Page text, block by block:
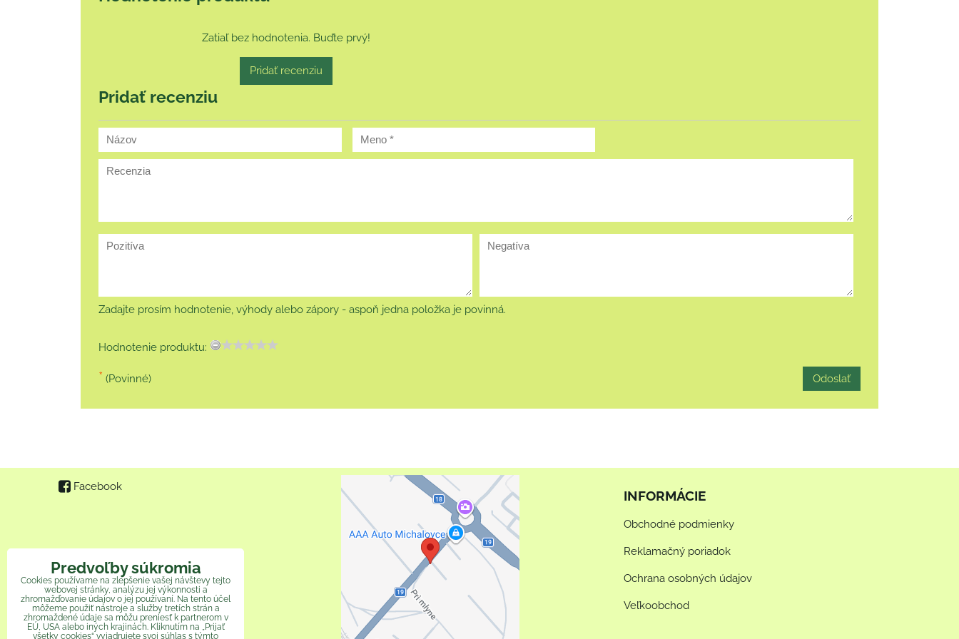
Zatiaľ bez hodnotenia. Buďte prvý!
Pridať recenziu
Pridať recenziu
Zadajte prosím hodnotenie, výhody alebo zápory - aspoň jedna položka je povinná.
Hodnotenie produktu:
* (Povinné) Odoslať
Facebook
Externý obsah je
blokovaný Voľbami
súkromia
Prajete si načítať externý
obsah?
Povoliť tentokrát
INFORMÁCIE
Obchodné podmienky
Reklamačný poriadok
Ochrana osobných údajov
Veľkoobchod
Predvoľby súkromia
Cookies používame na zlepšenie vašej návštevy tejto
webovej stránky, analýzu jej výkonnosti a
zhromažďovanie údajov o jej používaní. Na tento účel
môžeme použiť nástroje a služby tretích strán a
zhromaždené údaje sa môžu preniesť k partnerom v
EÚ, USA alebo iných krajinách. Kliknutím na „Prijať
všetky cookies“ vyjadrujete svoj súhlas s týmto